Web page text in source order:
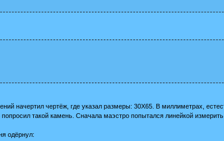
начертил чертёж, где указал размеры: 30Х65. В миллиметрах,
такой камень. Сначала маэстро попытался линейкой
одёрнул: